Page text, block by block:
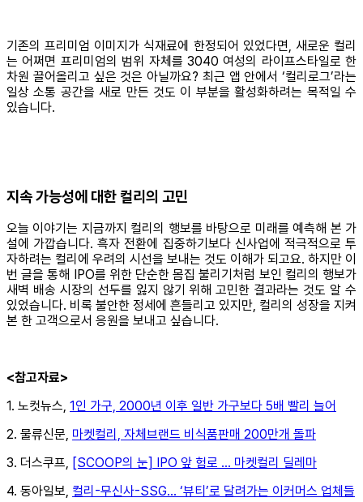
기존의 프리미엄 이미지가 식재료에 한정되어 있었다면, 새로운 컬리
는 어쩌면 프리미엄의 범위 자체를 3040 여성의 라이프스타일로 한
차원 끌어올리고 싶은 것은 아닐까요? 최근 앱 안에서 ‘컬리로그’라는
일상 소통 공간을 새로 만든 것도 이 부분을 활성화하려는 목적일 수
있습니다.
지속 가능성에 대한 컬리의 고민
오늘 이야기는 지금까지 컬리의 행보를 바탕으로 미래를 예측해 본 가
설에 가깝습니다. 흑자 전환에 집중하기보다 신사업에 적극적으로 투
자하려는 컬리에 우려의 시선을 보내는 것도 이해가 되고요. 하지만 이
번 글을 통해 IPO를 위한 단순한 몸집 불리기처럼 보인 컬리의 행보가
새벽 배송 시장의 선두를 잃지 않기 위해 고민한 결과라는 것도 알 수
있었습니다. 비록 불안한 정세에 흔들리고 있지만, 컬리의 성장을 지켜
본 한 고객으로서 응원을 보내고 싶습니다.
<참고자료>
1. 노컷뉴스, 1인 가구, 2000년 이후 일반 가구보다 5배 빨리 늘어
2. 물류신문, 마켓컬리, 자체브랜드 비식품판매 200만개 돌파
3. 더스쿠프, [SCOOP의 눈] IPO 앞 험로 … 마켓컬리 딜레마
4. 동아일보, 컬리-무신사-SSG… ‘뷰티’로 달려가는 이커머스 업체들